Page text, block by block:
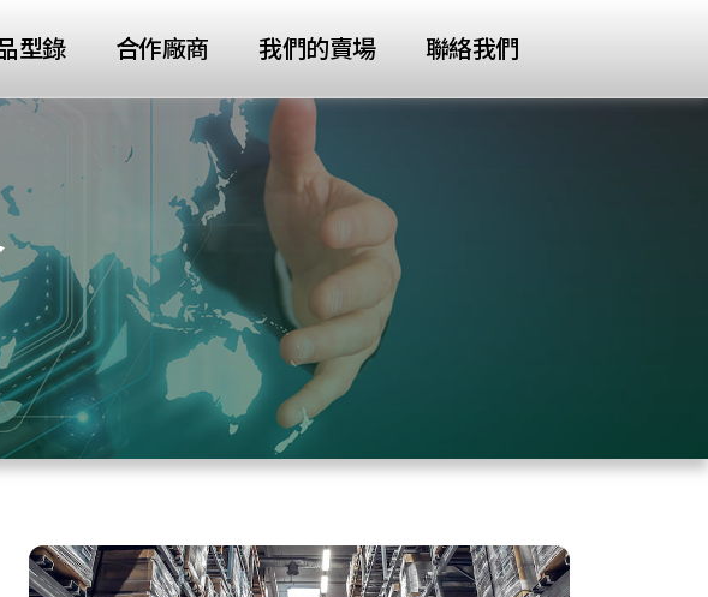
型錄 合作廠商 我們的賣場 聯絡我們